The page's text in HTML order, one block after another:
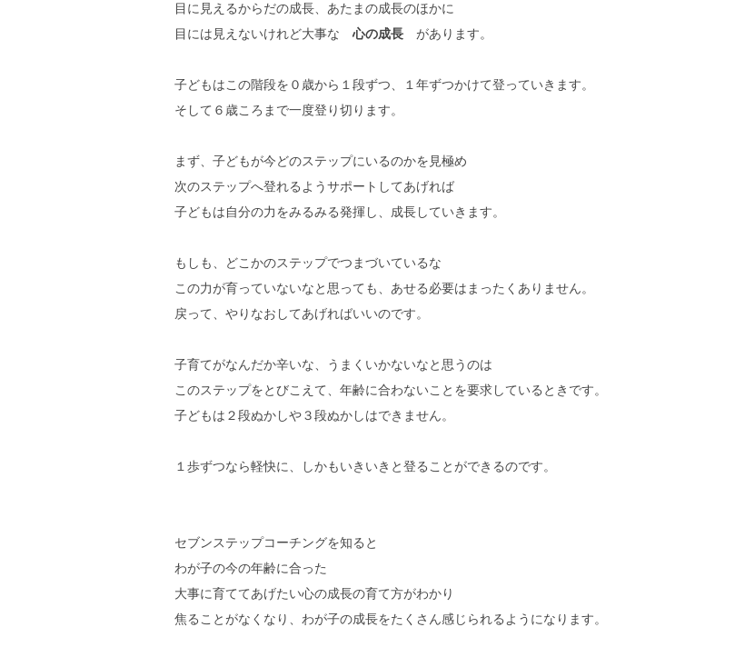
目に見えるからだの成長、あたまの成長のほかに
目には見えないけれど大事な 心の成長 があります。
子どもはこの階段を０歳から１段ずつ、１年ずつかけて登っていきます。
そして６歳ころまで一度登り切ります。
まず、子どもが今どのステップにいるのかを見極め
次のステップへ登れるようサポートしてあげれば
子どもは自分の力をみるみる発揮し、成長していきます。
もしも、どこかのステップでつまづいているな
この力が育っていないなと思っても、あせる必要はまったくありません。
戻って、やりなおしてあげればいいのです。
子育てがなんだか辛いな、うまくいかないなと思うのは
このステップをとびこえて、年齢に合わないことを要求しているときです。
子どもは２段ぬかしや３段ぬかしはできません。
１歩ずつなら軽快に、しかもいきいきと登ることができるのです。
セブンステップコーチングを知ると
わが子の今の年齢に合った
大事に育ててあげたい心の成長の育て方がわかり
焦ることがなくなり、わが子の成長をたくさん感じられるようになります。